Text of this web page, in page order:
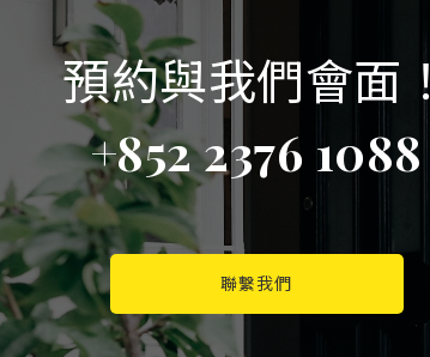
預約與我們會面！
+852 2376 1088
聯繫我們